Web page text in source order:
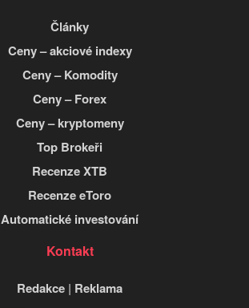
Články
Ceny – akciové indexy
Ceny – Komodity
Ceny – Forex
Ceny – kryptomeny
Top Brokeři
Recenze XTB
Recenze eToro
Automatické investování
Kontakt
Redakce | Reklama